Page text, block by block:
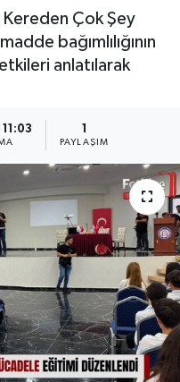
Kereden Çok Şey
bağımlılığının
anlatılarak
1
PAYLAŞIM